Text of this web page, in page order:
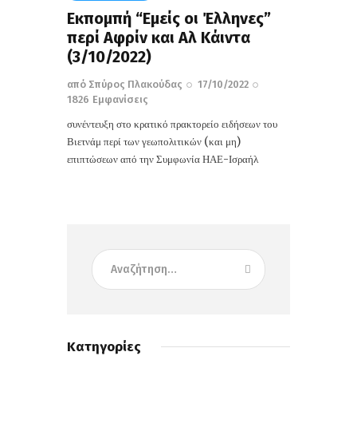
Εκπομπή “Εμείς οι Έλληνες”
περί Αφρίν και Αλ Κάιντα
(3/10/2022)
από Σπύρος Πλακούδας
17/10/2022
1826 Εμφανίσεις
συνέντευξη στο κρατικό πρακτορείο ειδήσεων του
Βιετνάμ περί των γεωπολιτικών (και μη)
επιπτώσεων από την Συμφωνία ΗΑΕ-Ισραήλ
Κατηγορίες